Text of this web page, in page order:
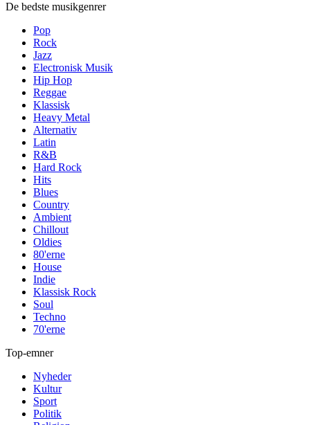
De bedste musikgenrer
Pop
Rock
Jazz
Electronisk Musik
Hip Hop
Reggae
Klassisk
Heavy Metal
Alternativ
Latin
R&B
Hard Rock
Hits
Blues
Country
Ambient
Chillout
Oldies
80'erne
House
Indie
Klassisk Rock
Soul
Techno
70'erne
Top-emner
Nyheder
Kultur
Sport
Politik